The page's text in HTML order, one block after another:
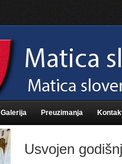
Galerija Preuzimanja
Usvojen